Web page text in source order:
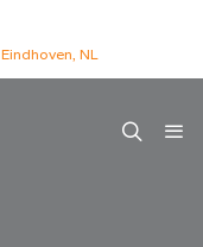
Eindhoven, NL